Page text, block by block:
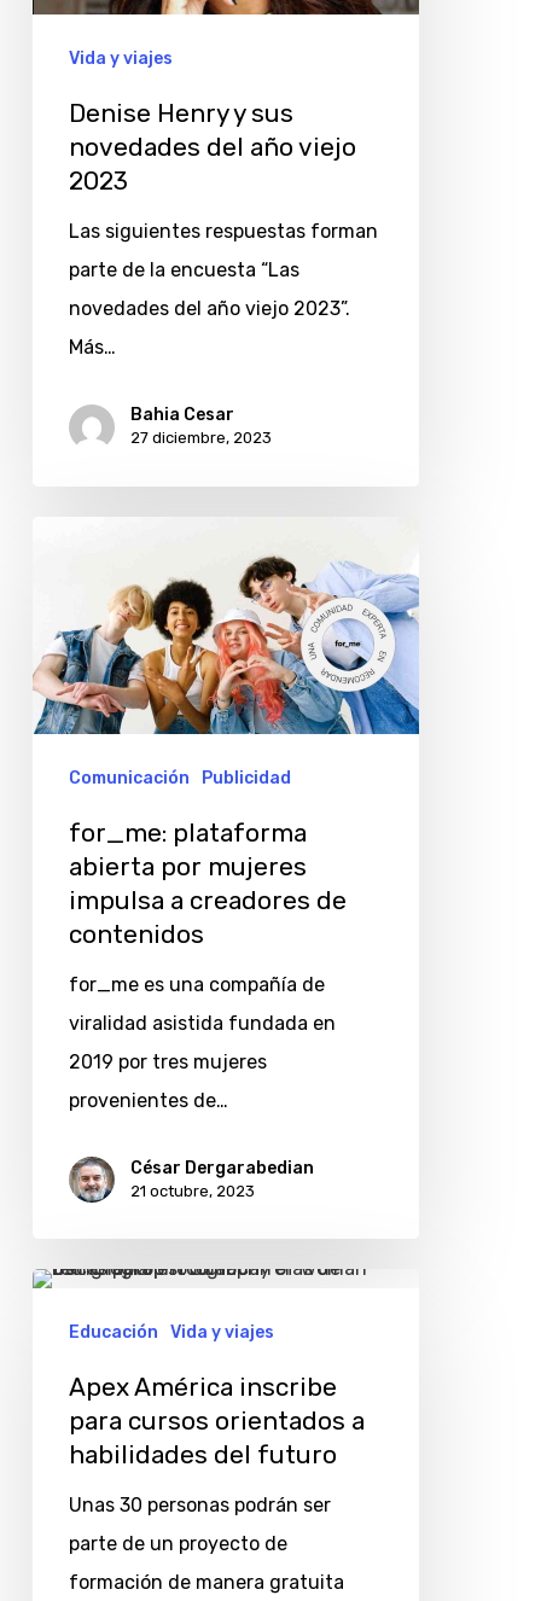
2023
Vida y viajes
Denise Henry y sus
novedades del año viejo
2023
Las siguientes respuestas forman
parte de la encuesta “Las
novedades del año viejo 2023”.
Más…
Bahia Cesar
27 diciembre, 2023
por
mujeres
impulsa
contenidos
Comunicación Publicidad
for_me: plataforma
abierta por mujeres
impulsa a creadores de
contenidos
for_me es una compañía de
viralidad asistida fundada en
2019 por tres mujeres
provenientes de…
César Dergarabedian
21 octubre, 2023
Apex
América
para
cursos
habilidades
Educación Vida y viajes
Apex América inscribe
para cursos orientados a
habilidades del futuro
Unas 30 personas podrán ser
parte de un proyecto de
formación de manera gratuita